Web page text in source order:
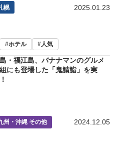
幌 2025.01.23
ホテル 人気
・福江島、バナナマンのグルメ
にも登場した「鬼鯖鮨」を実
州・沖縄 その他 2024.12.05